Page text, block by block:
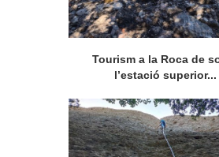
Tourism a la Roca de
l’estació superior...